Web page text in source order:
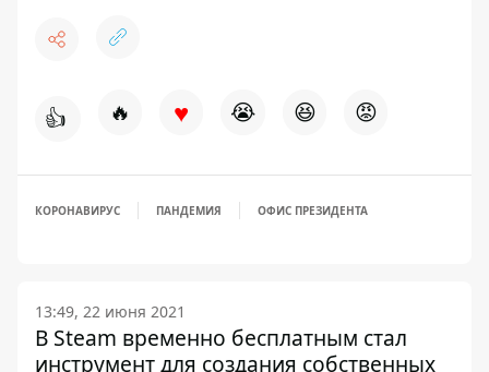
👍 🔥 ♥ 😭 😆 😡
КОРОНАВИРУС ПАНДЕМИЯ ОФИС ПРЕЗИДЕНТА
13:49, 22 июня 2021
В Steam временно бесплатным стал
инструмент для создания собственных